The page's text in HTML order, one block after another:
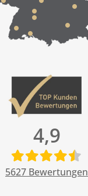
4,9
5627 Bewertungen